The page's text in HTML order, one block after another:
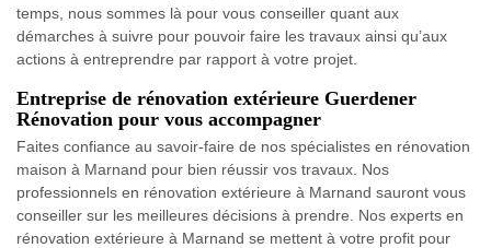
temps, nous sommes là pour vous conseiller quant aux
démarches à suivre pour pouvoir faire les travaux ainsi qu’aux
actions à entreprendre par rapport à votre projet.
Entreprise de rénovation extérieure Guerdener
Rénovation pour vous accompagner
Faites confiance au savoir-faire de nos spécialistes en rénovation
maison à Marnand pour bien réussir vos travaux. Nos
professionnels en rénovation extérieure à Marnand sauront vous
conseiller sur les meilleures décisions à prendre. Nos experts en
rénovation extérieure à Marnand se mettent à votre profit pour